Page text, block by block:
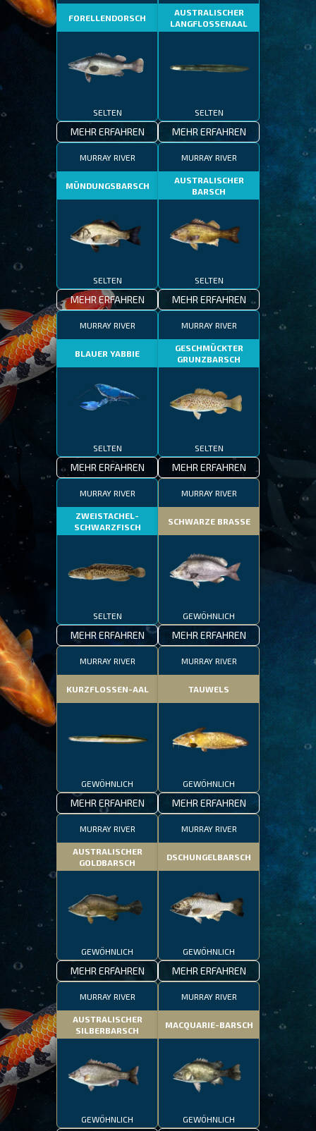
FORELLENDORSCH
SELTEN
MEHR ERFAHREN
AUSTRALISCHER
LANGFLOSSENAAL
SELTEN
MEHR ERFAHREN
MURRAY RIVER
MÜNDUNGSBARSCH
SELTEN
MEHR ERFAHREN
MURRAY RIVER
AUSTRALISCHER
BARSCH
SELTEN
MEHR ERFAHREN
MURRAY RIVER
BLAUER YABBIE
SELTEN
MEHR ERFAHREN
MURRAY RIVER
GESCHMÜCKTER
GRUNZBARSCH
SELTEN
MEHR ERFAHREN
MURRAY RIVER
ZWEISTACHEL-
SCHWARZFISCH
SELTEN
MEHR ERFAHREN
MURRAY RIVER
SCHWARZE BRASSE
GEWÖHNLICH
MEHR ERFAHREN
MURRAY RIVER
KURZFLOSSEN-AAL
GEWÖHNLICH
MEHR ERFAHREN
MURRAY RIVER
TAUWELS
GEWÖHNLICH
MEHR ERFAHREN
MURRAY RIVER
AUSTRALISCHER
GOLDBARSCH
GEWÖHNLICH
MEHR ERFAHREN
MURRAY RIVER
DSCHUNGELBARSCH
GEWÖHNLICH
MEHR ERFAHREN
MURRAY RIVER
AUSTRALISCHER
SILBERBARSCH
GEWÖHNLICH
MURRAY RIVER
MACQUARIE-BARSCH
GEWÖHNLICH